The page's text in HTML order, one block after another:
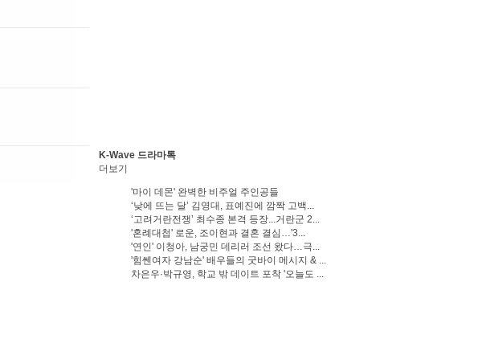
K-Wave 드라마톡
더보기
'마이 데몬' 완벽한 비주얼 주인공들
‘낮에 뜨는 달’ 김영대, 표예진에 깜짝 고백...
‘고려거란전쟁’ 최수종 본격 등장...거란군 2...
'혼례대첩' 로운, 조이현과 결혼 결심…'3...
'연인' 이청아, 남궁민 데리러 조선 왔다…극...
'힘쎈여자 강남순' 배우들의 굿바이 메시지 & ...
차은우·박규영, 학교 밖 데이트 포착 '오늘도 ...